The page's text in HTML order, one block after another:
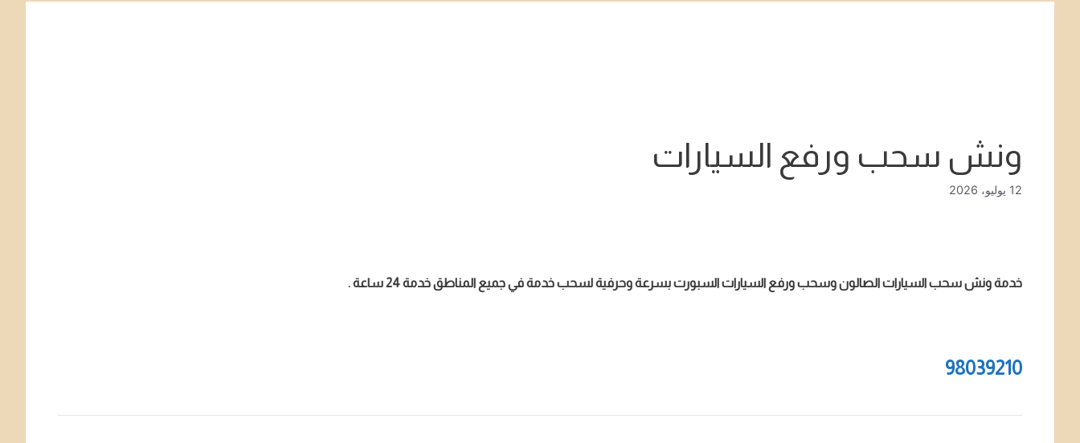
ونش سحب ورفع السيارات
12 يوليو، 2026
خدمة ونش سحب السيارات الصالون وسحب ورفع السيارات السبورت بسرعة وحرفية لسحب خدمة في جميع المناطق خدمة 24 ساعة .
98039210